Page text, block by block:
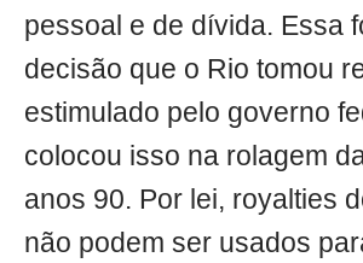
pessoal e de dívida. Essa
decisão que o Rio tomou
estimulado pelo governo
colocou isso na rolagem
anos 90. Por lei, royalties
não podem ser usados